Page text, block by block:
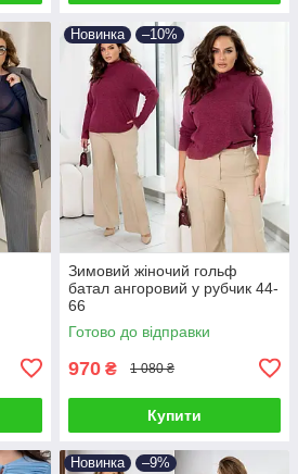
Новинка –10%
Зимовий жіночий гольф
батал ангоровий у рубчик 44-
66
Готово до відправки
970 ₴ 1 080 ₴
Купити
Новинка –9%